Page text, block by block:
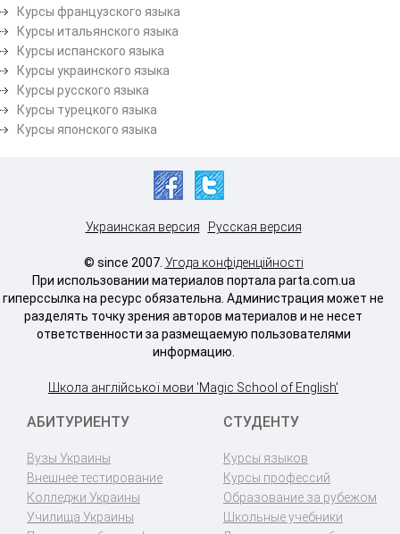
Курсы французского языка
Курсы итальянского языка
Курсы испанского языка
Курсы украинского языка
Курсы русского языка
Курсы турецкого языка
Курсы японского языка
Украинская версия Русская версия
© since 2007. Угода конфіденційності
При использовании материалов портала parta.com.ua
гиперссылка на ресурс обязательна. Администрация может не
разделять точку зрения авторов материалов и не несет
ответственности за размещаемую пользователями
информацию.
Школа англійської мови 'Magic School of English'
АБИТУРИЕНТУ
Вузы Украины
Внешнее тестирование
Колледжи Украины
Училища Украины
СТУДЕНТУ
Курсы языков
Курсы профессий
Образование за рубежом
Школьные учебники